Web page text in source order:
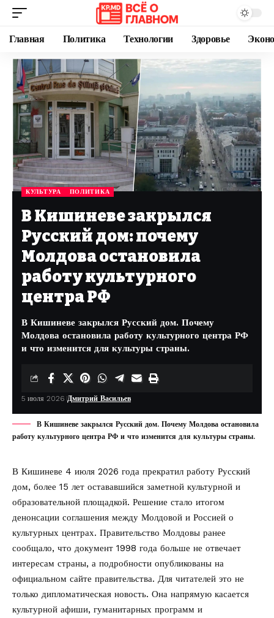
Главная Политика Технологии Здоровье
КУЛЬТУРА ПОЛИТИКА
В Кишиневе закрылся
Русский дом: почему
Молдова остановила
работу культурного
центра РФ
В Кишиневе закрылся Русский дом. Почему
Молдова остановила работу культурного центра РФ
и что изменится для культуры страны.
5 июля 2026 Дмитрий Васильев
В Кишиневе закрылся Русский дом. Почему Молдова остановила
работу культурного центра РФ и что изменится для культуры страны.
В Кишиневе 4 июля 2026 года прекратил работу Русский
дом, более 15 лет остававшийся заметной культурной и
образовательной площадкой. Решение стало итогом
денонсации соглашения между Молдовой и Россией о
культурных центрах. Правительство Молдовы ранее
сообщало, что документ 1998 года больше не отвечает
интересам страны, а подробности опубликованы на
официальном сайте правительства. Для читателей это не
только дипломатическая новость. Она напрямую касается
культурной афиши, гуманитарных программ и